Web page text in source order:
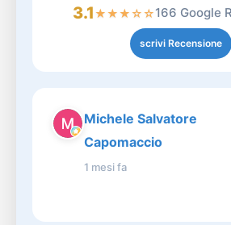
3.1★★★☆☆166 Google
scrivi Recensione
Michele Salvatore
Capomaccio
1 mesi fa